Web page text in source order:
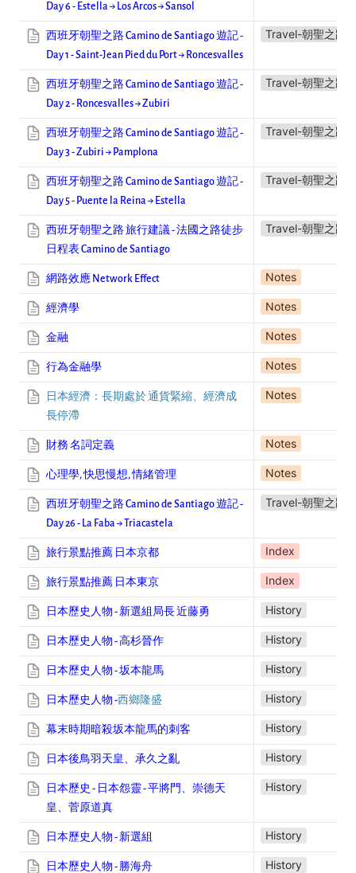
Day 6 - Estella → Los Arcos → Sansol
西班牙朝聖之路 Camino de Santiago 遊記 -
Day 1 - Saint-Jean Pied du Port → Roncesvalles
Travel-朝聖之路
西班牙朝聖之路 Camino de Santiago 遊記 -
Day 2 - Roncesvalles → Zubiri
Travel-朝聖之路
西班牙朝聖之路 Camino de Santiago 遊記 -
Day 3 - Zubiri → Pamplona
Travel-朝聖之路
西班牙朝聖之路 Camino de Santiago 遊記 -
Day 5 - Puente la Reina → Estella
Travel-朝聖之路
西班牙朝聖之路 旅行建議 - 法國之路徒步
日程表 Camino de Santiago
Travel-朝聖之路
網路效應 Network Effect Notes
經濟學 Notes
金融 Notes
行為金融學 Notes
日本經濟：長期處於 通貨緊縮、經濟成
長停滯
Notes
財務 名詞定義 Notes
心理學, 快思慢想, 情緒管理 Notes
西班牙朝聖之路 Camino de Santiago 遊記 -
Day 26 - La Faba → Triacastela
Travel-朝聖之路
旅行景點推薦 日本京都 Index
旅行景點推薦 日本東京 Index
日本歷史人物 - 新選組局長 近藤勇 History
日本歷史人物 - 高杉晉作 History
日本歷史人物 -坂本龍馬 History
日本歷史人物 -西鄉隆盛 History
幕末時期暗殺坂本龍馬的刺客 History
日本後鳥羽天皇、承久之亂 History
日本歷史 - 日本怨靈 - 平將門、崇德天
皇、菅原道真
History
日本歷史人物 - 新選組 History
日本歷史人物 - 勝海舟 History